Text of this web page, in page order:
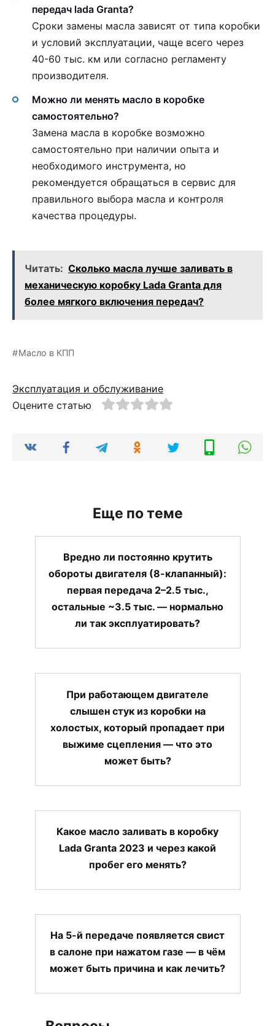
передач lada Granta?
Сроки замены масла зависят от типа коробки
и условий эксплуатации, чаще всего через
40-60 тыс. км или согласно регламенту
производителя.
Можно ли менять масло в коробке
самостоятельно?
Замена масла в коробке возможно
самостоятельно при наличии опыта и
необходимого инструмента, но
рекомендуется обращаться в сервис для
правильного выбора масла и контроля
качества процедуры.
Читать: Сколько масла лучше заливать в
механическую коробку Lada Granta для
более мягкого включения передач?
Масло в КПП
Эксплуатация и обслуживание
Оцените статью
Еще по теме
Вредно ли постоянно крутить
обороты двигателя (8-клапанный):
первая передача 2–2.5 тыс.,
остальные ~3.5 тыс. — нормально
ли так эксплуатировать?
При работающем двигателе
слышен стук из коробки на
холостых, который пропадает при
выжиме сцепления — что это
может быть?
Какое масло заливать в коробку
Lada Granta 2023 и через какой
пробег его менять?
На 5-й передаче появляется свист
в салоне при нажатом газе — в чём
может быть причина и как лечить?